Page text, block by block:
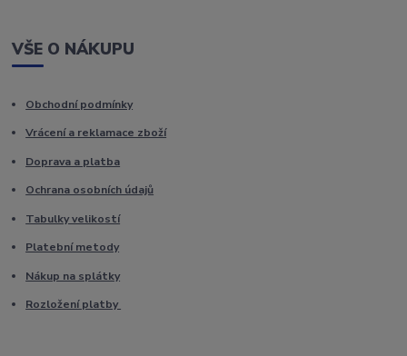
VŠE O NÁKUPU
Obchodní podmínky
Vrácení a reklamace zboží
Doprava a platba
Ochrana osobních údajů
Tabulky velikostí
Platební metody
Nákup na splátky
Rozložení platby